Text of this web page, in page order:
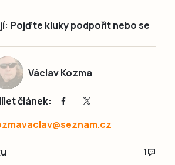
Pojďte kluky podpořit nebo se
Václav Kozma
článek:
1